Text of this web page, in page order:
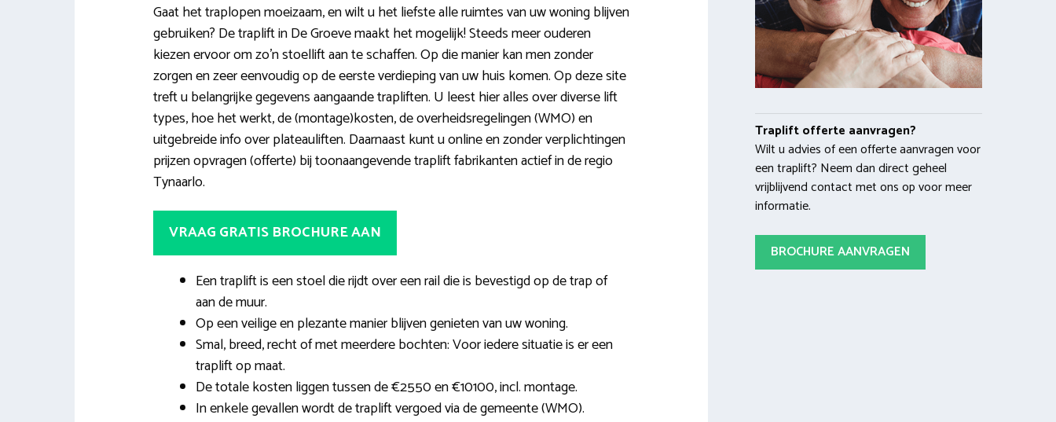
Gaat het traplopen moeizaam, en wilt u het liefste alle ruimtes van uw woning blijven
gebruiken? De traplift in De Groeve maakt het mogelijk! Steeds meer ouderen
kiezen ervoor om zo’n stoellift aan te schaffen. Op die manier kan men zonder
zorgen en zeer eenvoudig op de eerste verdieping van uw huis komen. Op deze site
treft u belangrijke gegevens aangaande trapliften. U leest hier alles over diverse lift
types, hoe het werkt, de (montage)kosten, de overheidsregelingen (WMO) en
uitgebreide info over plateauliften. Daarnaast kunt u online en zonder verplichtingen
prijzen opvragen (offerte) bij toonaangevende traplift fabrikanten actief in de regio
Tynaarlo.
VRAAG GRATIS BROCHURE AAN
Een traplift is een stoel die rijdt over een rail die is bevestigd op de trap of
aan de muur.
Op een veilige en plezante manier blijven genieten van uw woning.
Smal, breed, recht of met meerdere bochten: Voor iedere situatie is er een
traplift op maat.
De totale kosten liggen tussen de €2550 en €10100, incl. montage.
In enkele gevallen wordt de traplift vergoed via de gemeente (WMO).
Traplift offerte aanvragen?
Wilt u advies of een offerte aanvragen voor
een traplift? Neem dan direct geheel
vrijblijvend contact met ons op voor meer
informatie.
BROCHURE AANVRAGEN